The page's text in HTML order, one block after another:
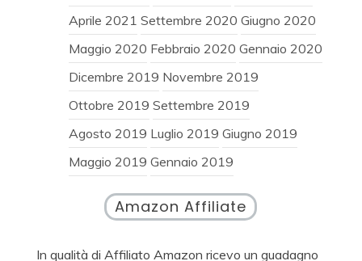
Aprile 2021 Settembre 2020 Giugno 2020
Maggio 2020 Febbraio 2020 Gennaio 2020
Dicembre 2019 Novembre 2019
Ottobre 2019 Settembre 2019
Agosto 2019 Luglio 2019 Giugno 2019
Maggio 2019 Gennaio 2019
Amazon Affiliate
In qualità di Affiliato Amazon ricevo un guadagno